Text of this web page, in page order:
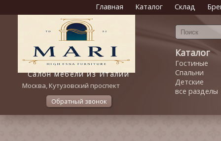
Главная Каталог Склад
Салон мебели из Италии
Москва, Кутузовский проспект
Обратный звонок
Каталог
Гостиные
Спальни
Детские
все